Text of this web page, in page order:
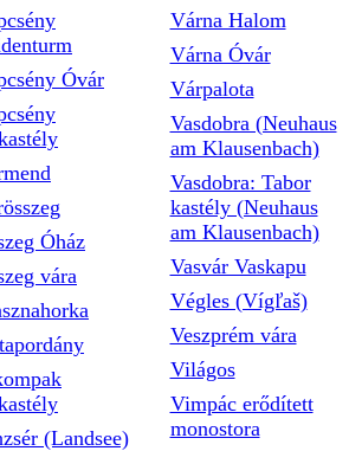
Óvár
Óház
vára
(Landsee)
Várna Halom
Várna Óvár
Várpalota
Vasdobra (Neuhaus
am Klausenbach)
Vasdobra: Tabor
kastély (Neuhaus
am Klausenbach)
Vasvár Vaskapu
Végles (Vígľaš)
Veszprém vára
Világos
Vimpác erődített
monostora